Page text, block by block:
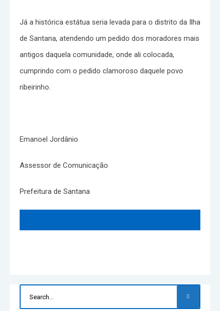
Já a histórica estátua seria levada para o distrito da Ilha
de Santana, atendendo um pedido dos moradores mais
antigos daquela comunidade, onde ali colocada,
cumprindo com o pedido clamoroso daquele povo
ribeirinho.
Emanoel Jordânio
Assessor de Comunicação
Prefeitura de Santana